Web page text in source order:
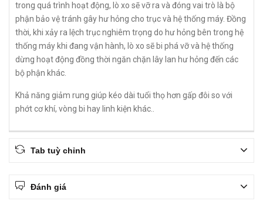
trong quá trình hoạt động, lò xo sẽ vỡ ra và đóng vai trò là bộ
phận bảo vệ tránh gây hư hỏng cho trục và hệ thống máy. Đồng
thời, khi xảy ra lệch trục nghiêm trọng do hư hỏng bên trong hệ
thống máy khi đang vận hành, lò xo sẽ bi phá vỡ và hệ thống
dừng hoạt động đồng thời ngăn chặn lây lan hư hỏng đến các
bộ phận khác.
Khả năng giảm rung giúp kéo dài tuổi thọ hơn gấp đôi so với
phớt cơ khí, vòng bi hay linh kiện khác..
Tab tuỳ chỉnh
Đánh giá